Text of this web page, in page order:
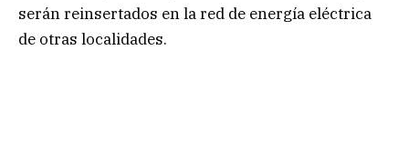
serán reinsertados en la red de energía eléctrica
de otras localidades.